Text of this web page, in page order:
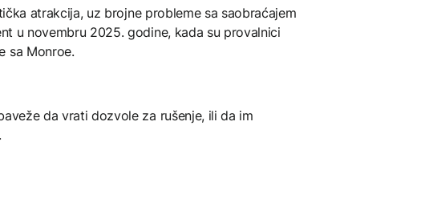
atrakcija, uz brojne probleme sa saobraćajem
u novembru 2025. godine, kada su provalnici
sa Monroe.
da vrati dozvole za rušenje, ili da im